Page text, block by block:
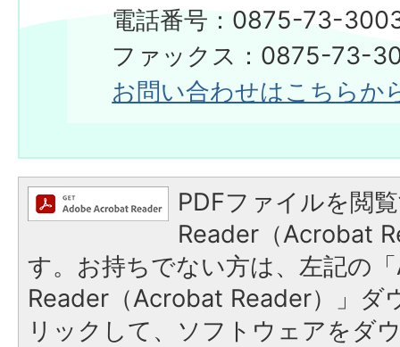
電話番号：0875-73-
ファックス：0875-73-
お問い合わせはこちらか
PDFファイルを閲
Reader（Acrobat
す。お持ちでない方は、左記の
Reader（Acrobat Reader）」ダ
リックして、ソフトウェアをダ